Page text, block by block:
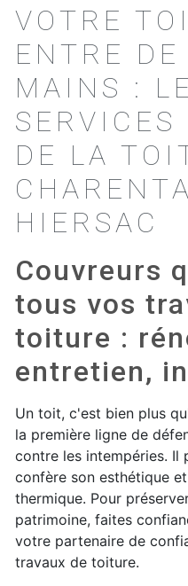
VOTRE
ENTRE
MAINS :
SERVICES
DE LA
HIERSAC
Couvreurs
tous vos
toiture :
entretien,
Un toit, c'est bien plus
la première ligne de
contre les intempéries. Il
confère son esthétique
thermique. Pour
patrimoine, faites
votre partenaire de
travaux de toiture.